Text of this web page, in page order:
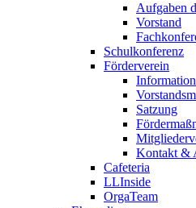
Aufgaben
Vorstand
Schulkonferenz
Förderverein
Satzung
Kontakt &
Cafeteria
LLInside
OrgaTeam